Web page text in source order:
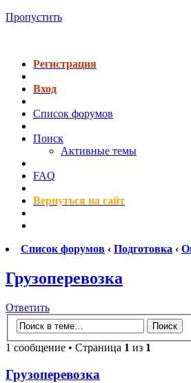
Пропустить
Регистрация
Вход
Список форумов
Поиск
Активные темы
FAQ
Вернуться на сайт
Список форумов ‹ Подготовка ‹
Грузоперевозка
Ответить
1 сообщение • Страница 1 из 1
Грузоперевозка